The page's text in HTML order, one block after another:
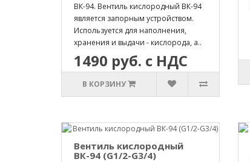
ВК-94. Вентиль кислородный ВК-94
является запорным устройством.
Используется для наполнения,
хранения и выдачи - кислорода, а..
1490 руб. с НДС
В КОРЗИНУ
Вентиль кислородный
ВК-94 (G1/2-G3/4)